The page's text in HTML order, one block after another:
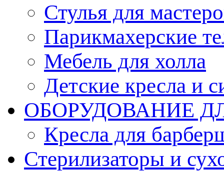
Стулья для
Парикмахерские
Мебель для холла
Детские кресла и
ОБОРУДОВАНИЕ
Кресла для
Стерилизаторы и